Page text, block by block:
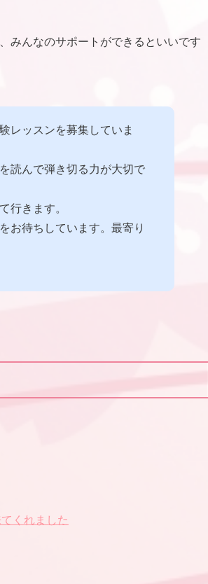
みんなのサポートができるといいです
レッスンを募集していま
読んで弾き切る力が大切で
行きます。
お待ちしています。最寄り
くれました